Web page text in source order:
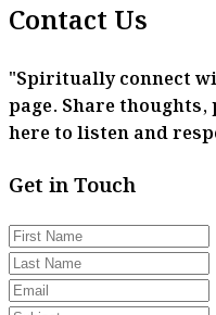
Contact Us
"Spiritually connect
page. Share
here to listen and
Get in Touch